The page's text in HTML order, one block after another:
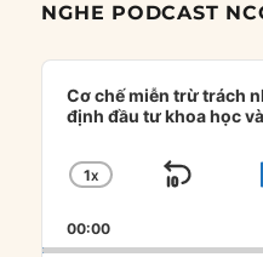
NGHE PODCAST
Audio
Player
Cơ chế miễn trừ trách
định đầu tư khoa học
CHANGE
RATE
1X
SKIP
00:00